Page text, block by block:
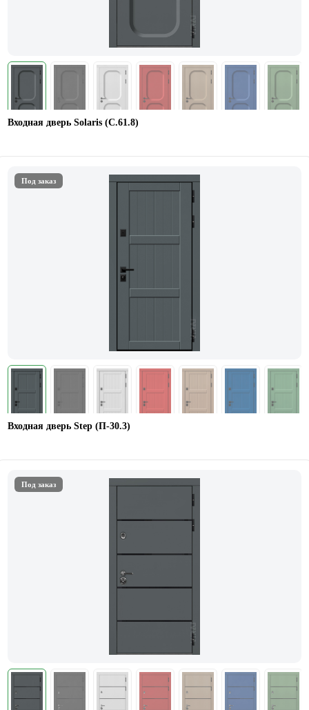
Входная дверь Solaris (С.61.8)
Под заказ
Входная дверь Step (П-30.3)
Под заказ